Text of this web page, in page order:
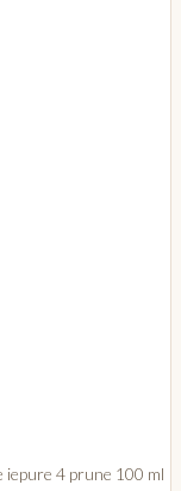
iepure 4 prune 100 ml